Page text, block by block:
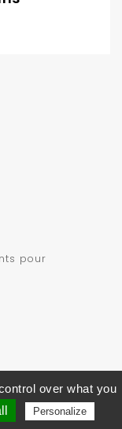
pour
over what you
Personalize